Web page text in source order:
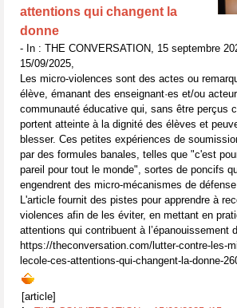
attentions qui changent la
donne
- In : THE CONVERSATION, 15 septembre
15/09/2025,
Les micro-violences sont des actes ou
élève, émanant des enseignant·es et/ou
communauté éducative qui, sans être perçus
portent atteinte à la dignité des élèves et
blesser. Ces petites expériences de
par des formules banales, telles que "c'est
pareil pour tout le monde", sortes de poncifs
engendrent des micro-mécanismes de
L'article fournit des pistes pour apprendre à
violences afin de les éviter, en mettant en
attentions qui contribuent à l’épanouissement
https://theconversation.com/lutter-contre-les-
lecole-ces-attentions-qui-changent-la-donne-
[article]